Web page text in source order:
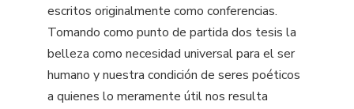
escritos originalmente como conferencias.
Tomando como punto de partida dos tesis la
belleza como necesidad universal para el ser
humano y nuestra condición de seres poéticos
a quienes lo meramente útil nos resulta